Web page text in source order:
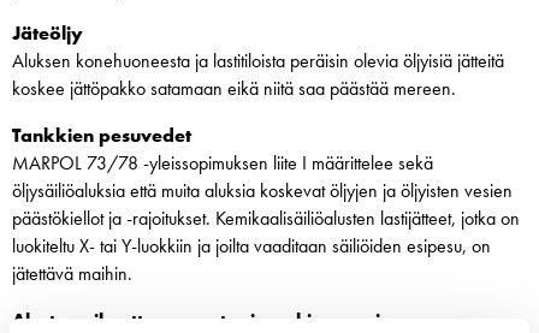
Jäteöljy
Aluksen konehuoneesta ja lastitiloista peräisin olevia öljyisiä jätteitä
koskee jättöpakko satamaan eikä niitä saa päästää mereen.
Tankkien pesuvedet
MARPOL 73/78 -yleissopimuksen liite I määrittelee sekä
öljysäiliöaluksia että muita aluksia koskevat öljyjen ja öljyisten vesien
päästökiellot ja -rajoitukset. Kemikaalisäiliöalusten lastijätteet, jotka on
luokiteltu X- tai Y-luokkiin ja joilta vaaditaan säiliöiden esipesu, on
jätettävä maihin.
Alusten aiheuttama ranta- ja pohjaeroosio